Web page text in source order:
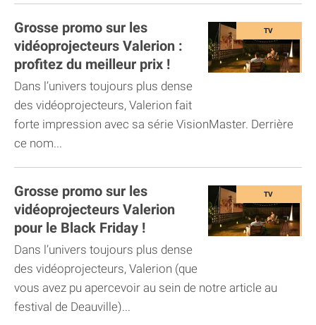
Grosse promo sur les
vidéoprojecteurs Valerion :
profitez du meilleur prix !
Dans l’univers toujours plus dense
des vidéoprojecteurs, Valerion fait
forte impression avec sa série VisionMaster. Derrière
ce nom...
Grosse promo sur les
vidéoprojecteurs Valerion
pour le Black Friday !
Dans l’univers toujours plus dense
des vidéoprojecteurs, Valerion (que
vous avez pu apercevoir au sein de notre article au
festival de Deauville)...